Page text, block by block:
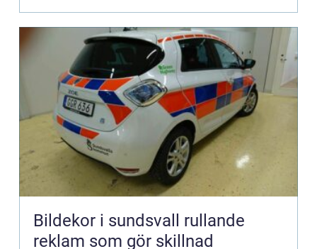
Bildekor i sundsvall rullande
reklam som gör skillnad